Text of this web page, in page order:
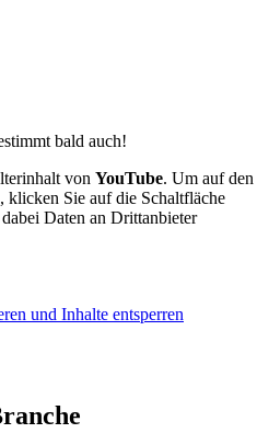
bald auch!
von YouTube. Um auf den
klicken Sie auf die Schaltfläche
Daten an Drittanbieter
und Inhalte entsperren